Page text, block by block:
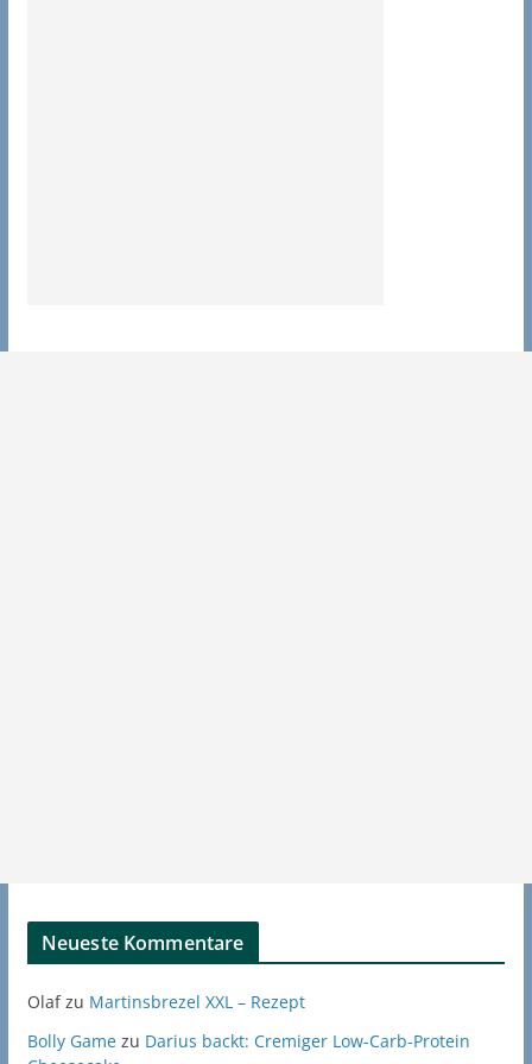
Neueste Kommentare
Olafzu Martinsbrezel XXL – Rezept
Bolly Gamezu Darius backt: Cremiger Low-Carb-Protein